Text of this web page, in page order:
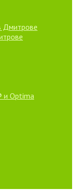
Дмитрове
и Optima